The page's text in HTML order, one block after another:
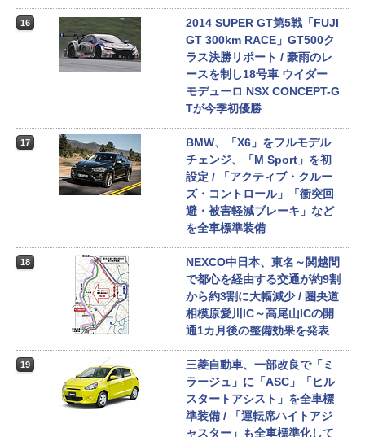
16
2014 SUPER GT第5戦「FUJI
GT 300km RACE」GT500ク
ラス決勝リポート / 豪雨のレ
ースを制し18号車 ウイダー
モデューロ NSX CONCEPT-G
Tが今季初優勝
17
BMW、「X6」をフルモデル
チェンジ、「M Sport」を初
設定 / 「アクティブ・クルー
ズ・コントロール」「衝突回
避・被害軽減ブレーキ」など
を全車標準装備
18
NEXCO中日本、東名～関越間
で都心を経由する交通が約9割
から約3割に大幅減少 / 圏央道
相模原愛川IC～高尾山ICの開
通1カ月後の整備効果を発表
19
三菱自動車、一部改良で「ミ
ラージュ」に「ASC」「ヒル
スタートアシスト」を全車標
準装備 / 「運転席ハイトアジ
ャスター」も全車標準化して